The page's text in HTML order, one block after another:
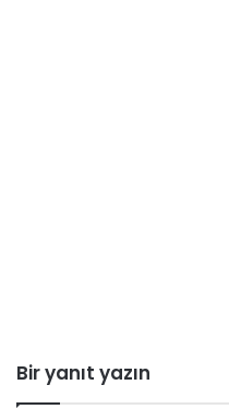
Bir yanıt yazın